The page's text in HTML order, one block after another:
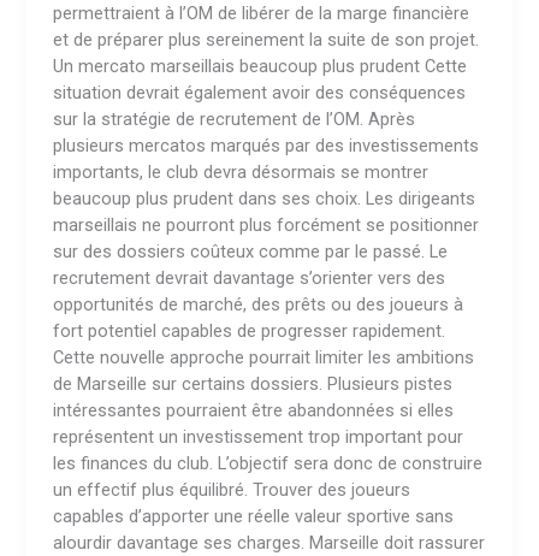
permettraient à l’OM de libérer de la marge financière
et de préparer plus sereinement la suite de son projet.
Un mercato marseillais beaucoup plus prudent Cette
situation devrait également avoir des conséquences
sur la stratégie de recrutement de l’OM. Après
plusieurs mercatos marqués par des investissements
importants, le club devra désormais se montrer
beaucoup plus prudent dans ses choix. Les dirigeants
marseillais ne pourront plus forcément se positionner
sur des dossiers coûteux comme par le passé. Le
recrutement devrait davantage s’orienter vers des
opportunités de marché, des prêts ou des joueurs à
fort potentiel capables de progresser rapidement.
Cette nouvelle approche pourrait limiter les ambitions
de Marseille sur certains dossiers. Plusieurs pistes
intéressantes pourraient être abandonnées si elles
représentent un investissement trop important pour
les finances du club. L’objectif sera donc de construire
un effectif plus équilibré. Trouver des joueurs
capables d’apporter une réelle valeur sportive sans
alourdir davantage ses charges. Marseille doit rassurer